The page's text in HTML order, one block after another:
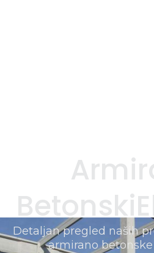
Armir
BetonskiE
Detaljan pregled naših
armirano